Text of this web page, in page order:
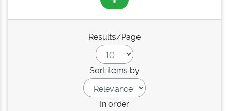
Results/Page
Sort items by
In order